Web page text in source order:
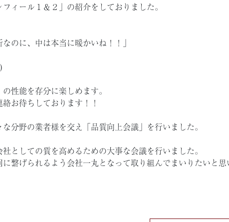
ィール１＆２」の紹介をしておりました。
のに、中は本当に暖かいね！！」
性能を存分に楽しめます。
お待ちしております！！
分野の業者様を交え「品質向上会議」を行いました。
としての質を高めるための大事な会議を行いました。
繋げられるよう会社一丸となって取り組んでまいりたいと思